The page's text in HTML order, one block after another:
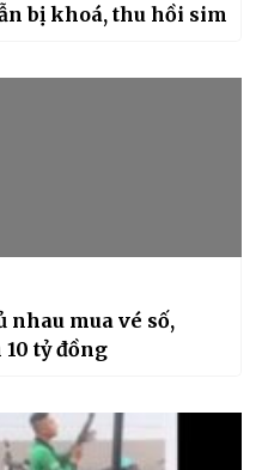
bị khoá, thu hồi sim
mua vé số,
tỷ đồng